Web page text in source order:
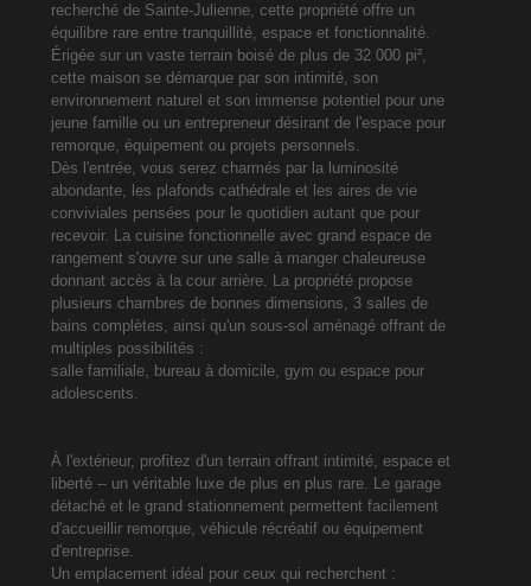
recherché de Sainte-Julienne, cette propriété offre un
équilibre rare entre tranquillité, espace et fonctionnalité.
Érigée sur un vaste terrain boisé de plus de 32 000 pi²,
cette maison se démarque par son intimité, son
environnement naturel et son immense potentiel pour une
jeune famille ou un entrepreneur désirant de l'espace pour
remorque, équipement ou projets personnels.
Dès l'entrée, vous serez charmés par la luminosité
abondante, les plafonds cathédrale et les aires de vie
conviviales pensées pour le quotidien autant que pour
recevoir. La cuisine fonctionnelle avec grand espace de
rangement s'ouvre sur une salle à manger chaleureuse
donnant accès à la cour arrière. La propriété propose
plusieurs chambres de bonnes dimensions, 3 salles de
bains complètes, ainsi qu'un sous-sol aménagé offrant de
multiples possibilités :
salle familiale, bureau à domicile, gym ou espace pour
adolescents.
À l'extérieur, profitez d'un terrain offrant intimité, espace et
liberté -- un véritable luxe de plus en plus rare. Le garage
détaché et le grand stationnement permettent facilement
d'accueillir remorque, véhicule récréatif ou équipement
d'entreprise.
Un emplacement idéal pour ceux qui recherchent :